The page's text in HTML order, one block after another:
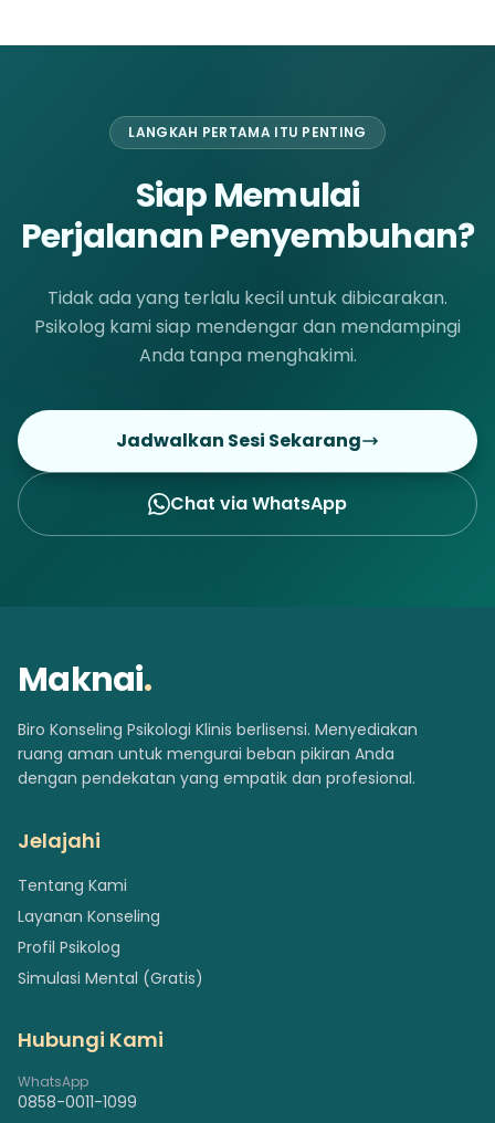
LANGKAH PERTAMA ITU PENTING
Siap Memulai
Perjalanan Penyembuhan?
Tidak ada yang terlalu kecil untuk dibicarakan.
Psikolog kami siap mendengar dan mendampingi
Anda tanpa menghakimi.
Jadwalkan Sesi Sekarang
Chat via WhatsApp
Maknai.
Biro Konseling Psikologi Klinis berlisensi. Menyediakan
ruang aman untuk mengurai beban pikiran Anda
dengan pendekatan yang empatik dan profesional.
Jelajahi
Tentang Kami
Layanan Konseling
Profil Psikolog
Simulasi Mental (Gratis)
Hubungi Kami
WhatsApp
0858-0011-1099